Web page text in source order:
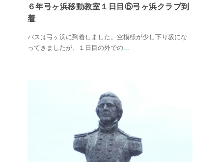
６年弓ヶ浜移動教室１日目⑤弓ヶ浜クラブ到
着
バスは弓ヶ浜に到着しました。空模様が少し下り坂にな
ってきましたが、１日目の外での...